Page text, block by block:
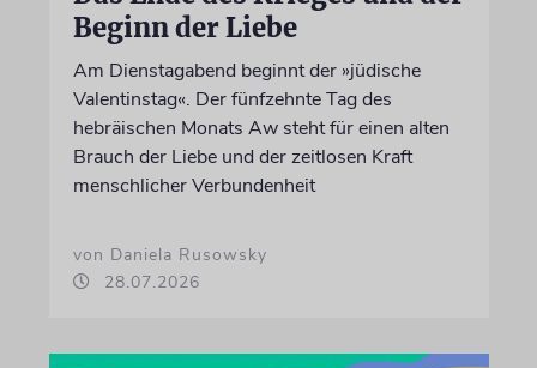
Beginn der Liebe
Am Dienstagabend beginnt der »jüdische
Valentinstag«. Der fünfzehnte Tag des
hebräischen Monats Aw steht für einen alten
Brauch der Liebe und der zeitlosen Kraft
menschlicher Verbundenheit
von Daniela Rusowsky
28.07.2026